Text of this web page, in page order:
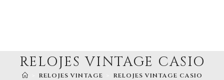
RELOJES VINTAGE CASIO
RELOJES VINTAGE RELOJES VINTAGE CASIO